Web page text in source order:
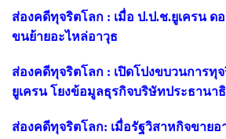
ส่องคดีทุจริตโลก : เมื่อ ป.ป.ช.ยูเครน ด
ขนย้ายอะไหล่อาวุธ
ส่องคดีทุจริตโลก : เปิดโปงขบวนการทุ
ยูเครน โยงข้อมูลธุรกิจบริษัทประธานา
ส่องคดีทุจริตโลก: เมื่อรัฐวิสาหกิจขายอ